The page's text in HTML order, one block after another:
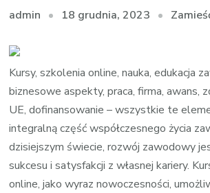
admin 18 grudnia, 2023
Kursy, szkolenia online, nauka, edukacja
biznesowe aspekty, praca, firma, awans,
UE, dofinansowanie – wszystkie te
integralną część współczesnego życia
dzisiejszym świecie, rozwój zawodowy
sukcesu i satysfakcji z własnej kariery.
online, jako wyraz nowoczesności,